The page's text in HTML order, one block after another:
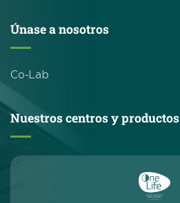
Únase a nosotros
Co-Lab
Nuestros centros y productos